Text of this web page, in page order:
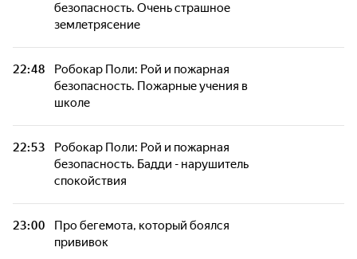
безопасность. Очень страшное
землетрясение
22:48
Робокар Поли: Рой и пожарная
безопасность. Пожарные учения в
школе
22:53
Робокар Поли: Рой и пожарная
безопасность. Бадди - нарушитель
спокойствия
23:00
Про бегемота, который боялся
прививок